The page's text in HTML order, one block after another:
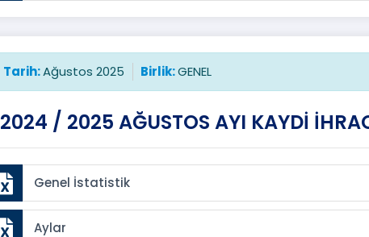
Tarih:Ağustos 2025 Birlik:GENEL
2024 / 2025 AĞUSTOS AYI KAYDİ
Genel İstatistik
Aylar